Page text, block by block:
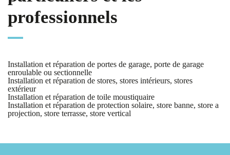
professionnels
Installation et réparation de portes de garage, porte de garage
enroulable ou sectionnelle
Installation et réparation de stores, stores intérieurs, stores
extérieur
Installation et réparation de toile moustiquaire
Installation et réparation de protection solaire, store banne, store a
projection, store terrasse, store vertical